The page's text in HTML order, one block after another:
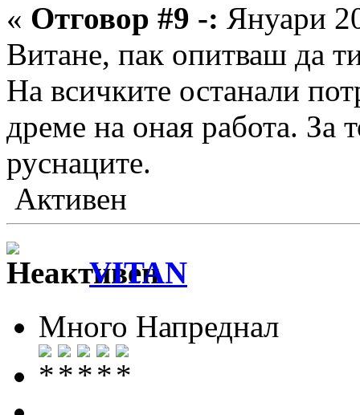
« Отговор #9 -: Януари
Витане, пак опитваш да
На всичките останали
дреме на оная работа. За
руснаците.
Активен
VITAN
Много Напреднал